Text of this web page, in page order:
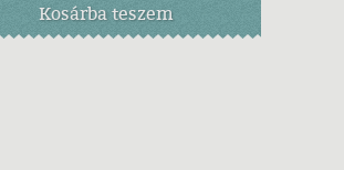
Kosárbateszem